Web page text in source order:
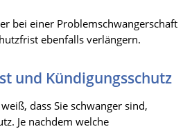
bei einer Problemschwangerschaft
ebenfalls verlängern.
und Kündigungsschutz
dass Sie schwanger sind,
Je nachdem welche